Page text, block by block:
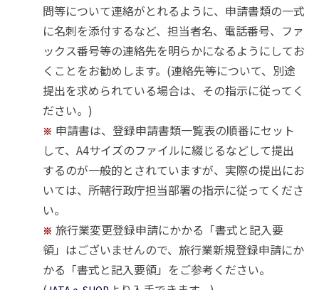
問等について連絡がとれるように、申請書類の一式
に名刺を添付するなど、担当者名、電話番号、ファ
ックス番号等の連絡先を明らかになるようにしてお
くことをお勧めします。(連絡先等について、別途
提出を求められている場合は、その指示に従ってく
ださい。)
※ 申請書は、登録申請書類一覧表の順番にセット
して、A4サイズのファイルに綴じるなどして提出
するのが一般的とされていますが、実際の提出にお
いては、所轄行政庁担当部署の指示に従ってくださ
い。
※ 旅行業変更登録申請にかかる「書式と記入要
領」はございませんので、旅行業新規登録申請にか
かる「書式と記入要領」をご参考ください。